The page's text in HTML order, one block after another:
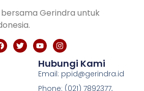
Gerindra untuk
Hubungi Kami
Email: ppid@gerindra.id
Phone: (021) 7892377,